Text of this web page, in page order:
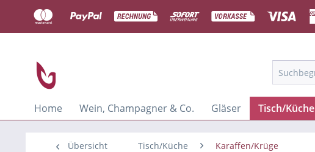
Home Wein, Champagner & Co. Gläser Tisch/Küche
Übersicht Tisch/Küche Karaffen/Krüge